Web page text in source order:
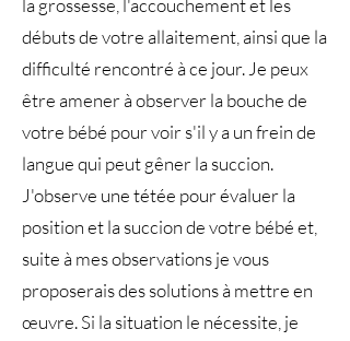
la grossesse, l'accouchement et les
débuts de votre allaitement, ainsi que la
difficulté rencontré à ce jour. Je peux
être amener à observer la bouche de
votre bébé pour voir s'il y a un frein de
langue qui peut gêner la succion.
J'observe une tétée pour évaluer la
position et la succion de votre bébé et,
suite à mes observations je vous
proposerais des solutions à mettre en
œuvre. Si la situation le nécessite, je